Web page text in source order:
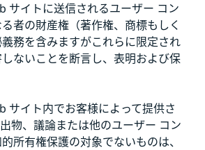
サイトに送信されるユーザー コン
者の財産権（著作権、商標もしく
務を含みますがこれらに限定され
ないことを断言し、表明および保
サイト内でお客様によって提供さ
物、議論または他のユーザー コン
所有権保護の対象でないものは、